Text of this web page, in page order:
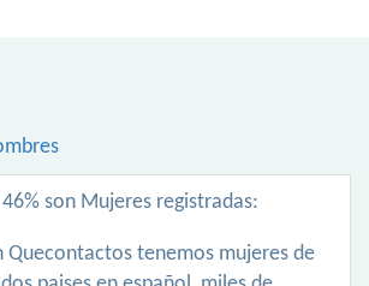
46% son Mujeres registradas:
Quecontactos tenemos mujeres de